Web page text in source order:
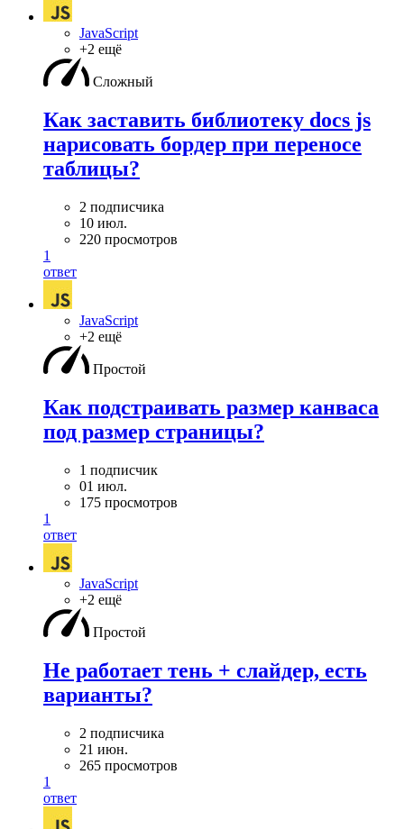
JavaScript
+2 ещё
Сложный
Как заставить библиотеку docs js
нарисовать бордер при переносе
таблицы?
2 подписчика
10 июл.
220 просмотров
1
ответ
JavaScript
+2 ещё
Простой
Как подстраивать размер канваса
под размер страницы?
1 подписчик
01 июл.
175 просмотров
1
ответ
JavaScript
+2 ещё
Простой
Не работает тень + слайдер, есть
варианты?
2 подписчика
21 июн.
265 просмотров
1
ответ